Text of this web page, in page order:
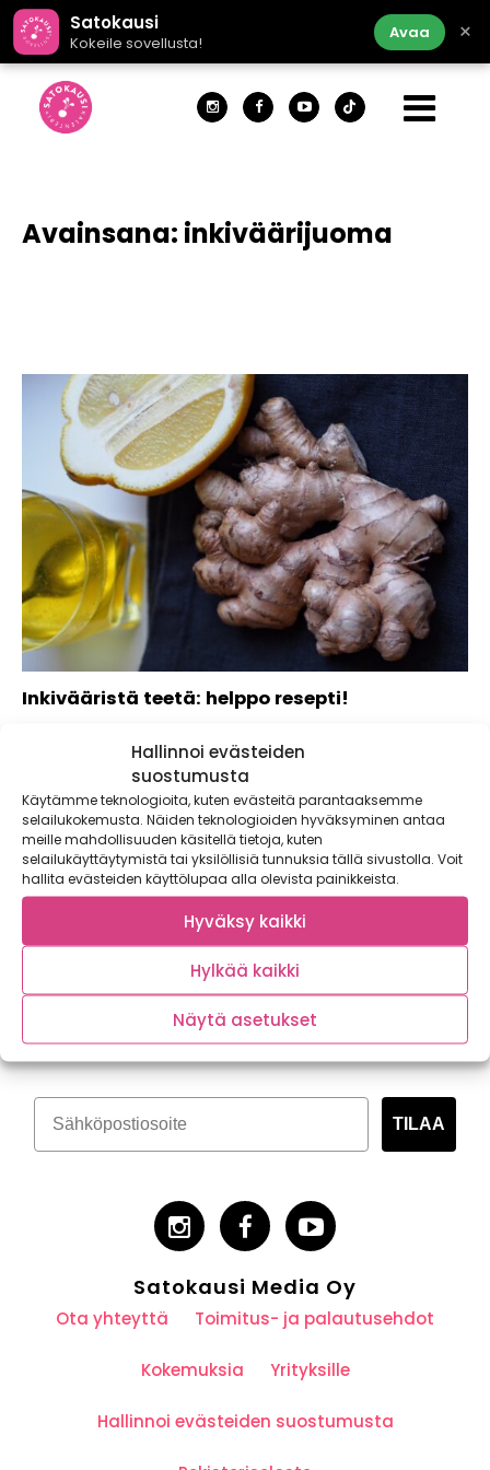
Hallinnoi evästeiden
suostumusta
Käytämme teknologioita, kuten evästeitä parantaaksemme
selailukokemusta. Näiden teknologioiden hyväksyminen antaa
meille mahdollisuuden käsitellä tietoja, kuten
selailukäyttäytymistä tai yksilöllisiä tunnuksia tällä sivustolla. Voit
hallita evästeiden käyttölupaa alla olevista painikkeista.
Hyväksy kaikki
Hylkää kaikki
Näytä asetukset
Satokausi
Kokeile sovellusta!
Avaa ×
Avainsana: inkiväärijuoma
Inkivääristä teetä: helppo resepti!
juoman! Tämä inkivääritee on ehdoton resepti, jos...
Tilaa kasvispitoinen uutiskirje
TILAA
Satokausi Media Oy
Ota yhteyttä Toimitus- ja palautusehdot
Kokemuksia Yrityksille
Hallinnoi evästeiden suostumusta